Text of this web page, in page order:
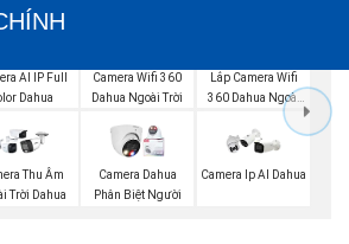
AI IP Full
Dahua
Camera Wifi 360
Dahua Ngoài Trời
Lắp Camera Wifi
360 Dahua Ngoài
Thu Âm
Trời Dahua
Camera Dahua
Phân Biệt Người
Camera Ip AI Dahua